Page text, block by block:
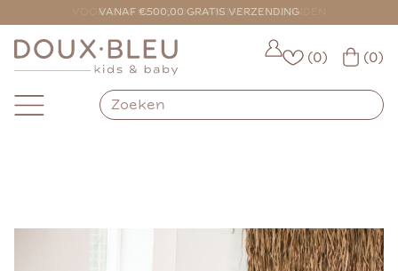
VOOR 16:00 BESTELD = VANDAAG VERZONDEN
(0) (0)